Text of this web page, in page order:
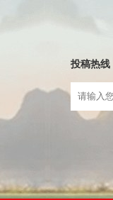
投稿热线